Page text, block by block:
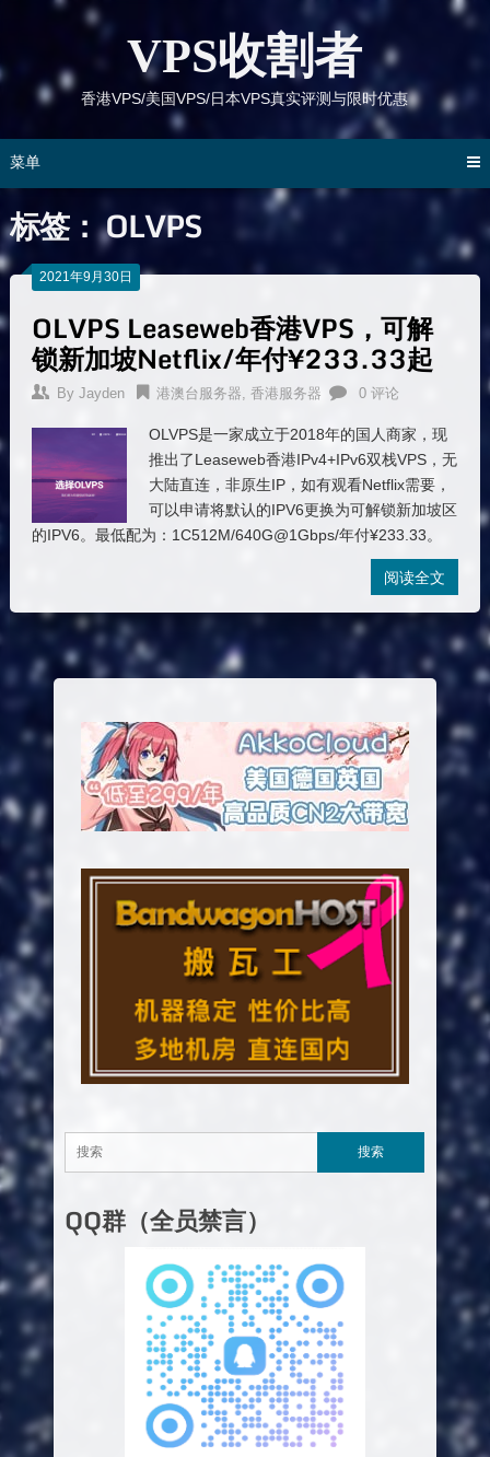
容
VPS收割者
香港VPS/美国VPS/日本VPS真实评测与限时优惠
菜单
标签：OLVPS
2021年9月30日
OLVPS Leaseweb香港VPS，可解
锁新加坡Netflix/年付¥233.33起
By Jayden 港澳台服务器, 香港服务器 0 评论
OLVPS是一家成立于2018年的国人商家，现
推出了Leaseweb香港IPv4+IPv6双栈VPS，无
大陆直连，非原生IP，如有观看Netflix需要，
可以申请将默认的IPV6更换为可解锁新加坡区
的IPV6。最低配为：1C512M/640G@1Gbps/年付¥233.33。
阅读全文
QQ群（全员禁言）